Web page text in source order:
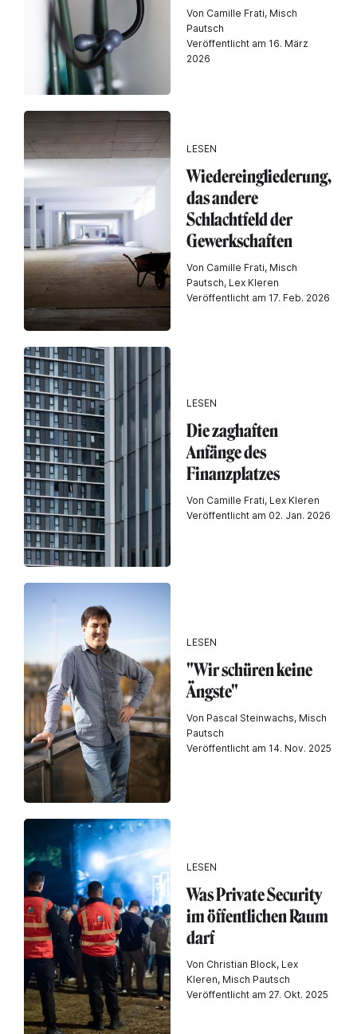
Von Camille Frati, Misch
Pautsch
Veröffentlicht am 16. März
2026
LESEN
Wiedereingliederung,
das andere
Schlachtfeld der
Gewerkschaften
Von Camille Frati, Misch
Pautsch, Lex Kleren
Veröffentlicht am 17. Feb. 2026
LESEN
Die zaghaften
Anfänge des
Finanzplatzes
Von Camille Frati, Lex Kleren
Veröffentlicht am 02. Jan. 2026
LESEN
"Wir schüren keine
Ängste"
Von Pascal Steinwachs, Misch
Pautsch
Veröffentlicht am 14. Nov. 2025
LESEN
Was Private Security
im öffentlichen Raum
darf
Von Christian Block, Lex
Kleren, Misch Pautsch
Veröffentlicht am 27. Okt. 2025